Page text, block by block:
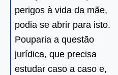
perigos à vida da mãe,
podia se abrir para isto.
Pouparia a questão
jurídica, que precisa
estudar caso a caso e,